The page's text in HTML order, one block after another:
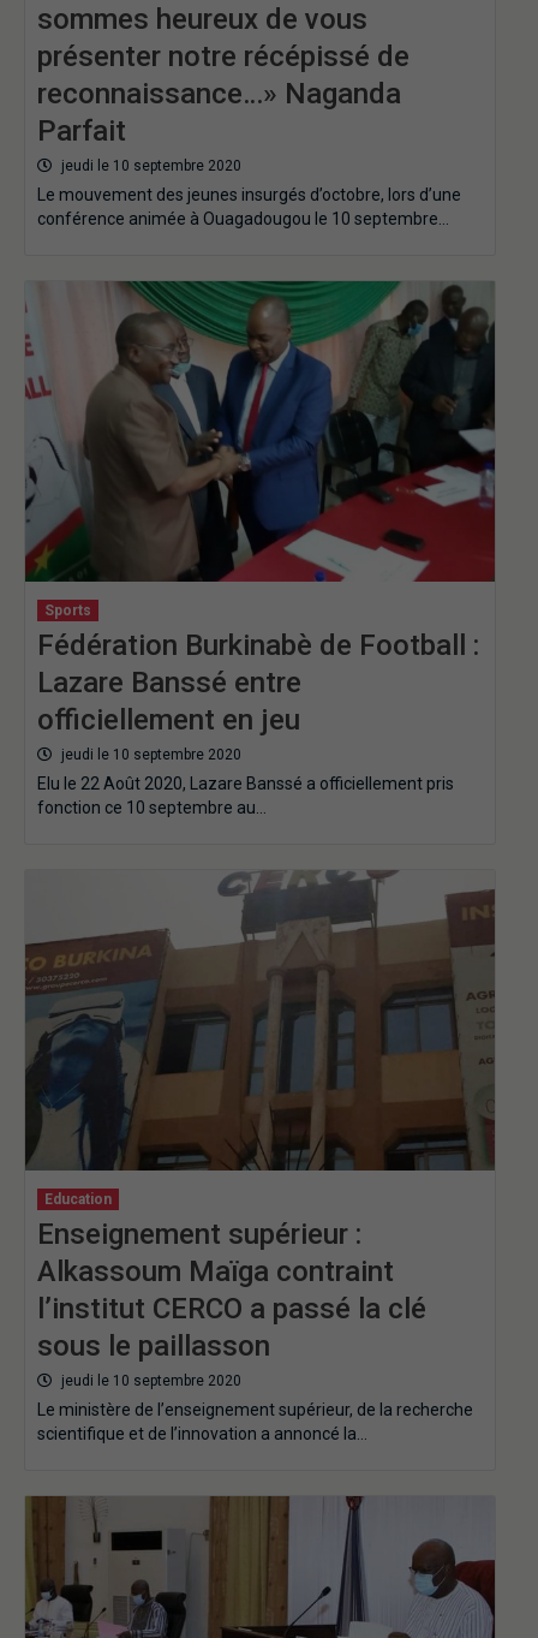
sommes heureux de vous
présenter notre récépissé de
reconnaissance…» Naganda
Parfait
jeudi le 10 septembre 2020
Le mouvement des jeunes insurgés d’octobre, lors d’une
conférence animée à Ouagadougou le 10 septembre…
Sports
Fédération Burkinabè de Football :
Lazare Banssé entre
officiellement en jeu
jeudi le 10 septembre 2020
Elu le 22 Août 2020, Lazare Banssé a officiellement pris
fonction ce 10 septembre au…
Education
Enseignement supérieur :
Alkassoum Maïga contraint
l’institut CERCO a passé la clé
sous le paillasson
jeudi le 10 septembre 2020
Le ministère de l’enseignement supérieur, de la recherche
scientifique et de l’innovation a annoncé la…